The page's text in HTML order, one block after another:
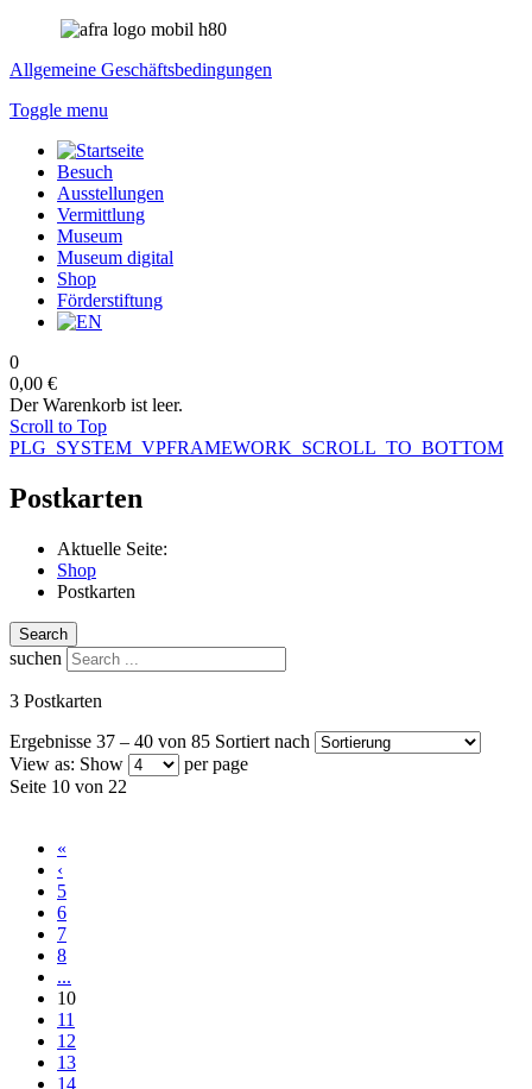
Allgemeine Geschäftsbedingungen
Toggle menu
Besuch
Ausstellungen
Vermittlung
Museum
Museum digital
Shop
Förderstiftung
0
0,00 €
Der Warenkorb ist leer.
Scroll to Top
PLG_SYSTEM_VPFRAMEWORK_SCROLL_TO_BOTTOM
Postkarten
Aktuelle Seite:
Shop
Postkarten
Search
suchen
3 Postkarten
Ergebnisse 37 – 40 von 85 Sortiert nach
View as: Show
per page
Seite 10 von 22
«
‹
5
6
7
8
...
10
11
12
13
14